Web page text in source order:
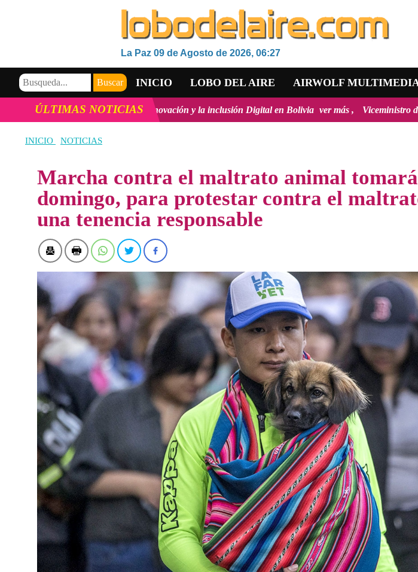
La Paz 09 de Agosto de 2026, 06:27
INICIO LOBO DEL AIRE AIRWOLF
VIDEOS
ÚLTIMAS NOTICIAS
Tecnológico, la innovación y la inclusión Digital en Bolivia ver más Viceministro de Medio
INICIO NOTICIAS
Marcha contra el maltrato animal tomará
domingo, para protestar contra el
una tenencia responsable